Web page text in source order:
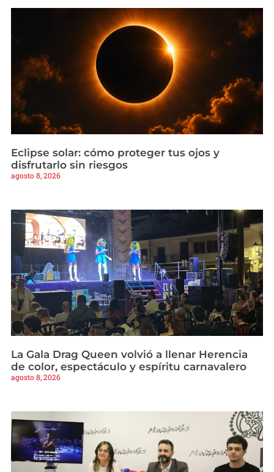
Eclipse solar: cómo proteger tus ojos y
disfrutarlo sin riesgos
agosto 8, 2026
La Gala Drag Queen volvió a llenar Herencia
de color, espectáculo y espíritu carnavalero
agosto 8, 2026